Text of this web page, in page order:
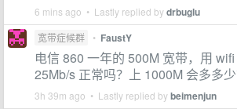
6 mins ago • Lastly replied bydrbuglu
宽带症候群 • FaustY
电信 860 一年的 500M 宽带，用
25Mb/s 正常吗？上 1000M 会多多少
3h 39m ago • Lastly replied bybeimenjun